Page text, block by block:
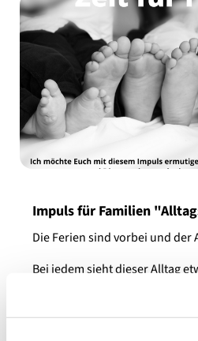
Impuls für Familien
Die Ferien sind vorbei und der
Bei jedem sieht dieser Alltag
vermutlich verbindet uns